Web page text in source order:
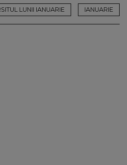
LUNII IANUARIE IANUARIE